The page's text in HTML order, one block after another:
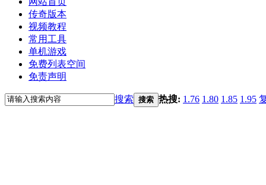
传奇版本
视频教程
常用工具
单机游戏
免费列表空间
免责声明
搜索 搜索 热搜: 1.76 1.80 1.85 1.95